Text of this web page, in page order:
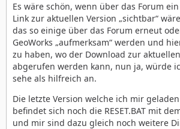
Es wäre schön, wenn über das Forum
Link zur aktuellen Version „sichtbar“
das so einige über das Forum erneut
GeoWorks „aufmerksam“ werden und
zu haben, wo der Download zur
abgerufen werden kann, nun ja, würde
sehe als hilfreich an.
Die letzte Version welche ich mir
befindet sich noch die RESET.BAT mit
und mir sind dazu gleich noch weitere